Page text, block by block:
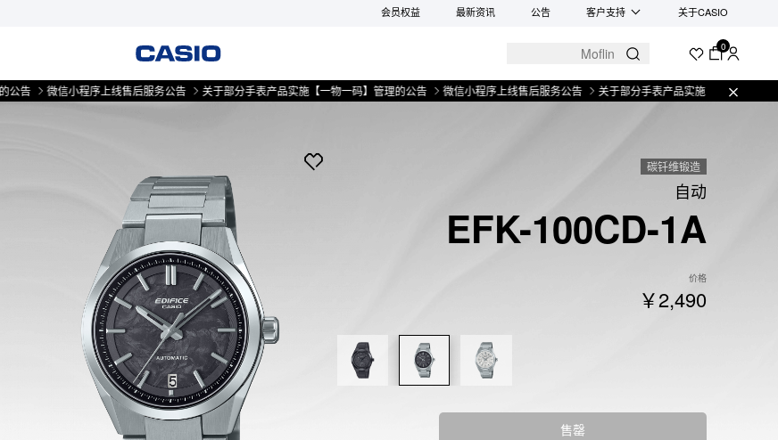
会员权益 最新资讯 公告 客户支持 关于CASIO
0
微信小程序上线售后服务公告 关于部分手表产品实施【一物一码】管理的公告 微信小程序上线售后服务公告 关于部分手表产品实施【一物一码】管理的
碳钎维锻造
自动
EFK-100CD-1A
价格
￥2,490
售罄